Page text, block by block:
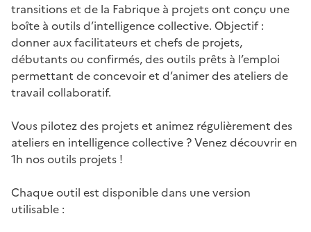
transitions et de la Fabrique à projets ont conçu une
boîte à outils d’intelligence collective. Objectif :
donner aux facilitateurs et chefs de projets,
débutants ou confirmés, des outils prêts à l’emploi
permettant de concevoir et d’animer des ateliers de
travail collaboratif.
Vous pilotez des projets et animez régulièrement des
ateliers en intelligence collective ? Venez découvrir en
1h nos outils projets !
Chaque outil est disponible dans une version
utilisable :